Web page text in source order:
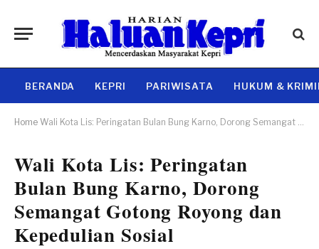
BERANDA KEPRI PARIWISATA HUKUM &
Home Wali Kota Lis: Peringatan Bulan Bung Karno, Dorong Semangat Gotong Royong dan Kepedulian Sosial
Wali Kota Lis: Peringatan
Bulan Bung Karno, Dorong
Semangat Gotong Royong dan
Kepedulian Sosial